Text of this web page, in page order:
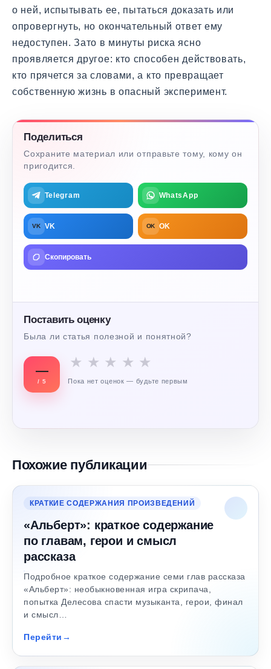
о ней, испытывать ее, пытаться доказать или
опровергнуть, но окончательный ответ ему
недоступен. Зато в минуты риска ясно
проявляется другое: кто способен действовать,
кто прячется за словами, а кто превращает
собственную жизнь в опасный эксперимент.
Поделиться
Сохраните материал или отправьте тому, кому он
пригодится.
Telegram WhatsApp
VK VK OK OK
Скопировать
Поставить оценку
Была ли статья полезной и понятной?
—
/ 5
★ ★ ★ ★ ★
Пока нет оценок — будьте первым
Похожие публикации
КРАТКИЕ СОДЕРЖАНИЯ ПРОИЗВЕДЕНИЙ
«Альберт»: краткое содержание
по главам, герои и смысл
рассказа
Подробное краткое содержание семи глав рассказа
«Альберт»: необыкновенная игра скрипача,
попытка Делесова спасти музыканта, герои, финал
и смысл…
Перейти